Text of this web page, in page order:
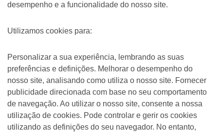
desempenho e a funcionalidade do nosso site.
Utilizamos cookies para:
Personalizar a sua experiência, lembrando as suas
preferências e definições. Melhorar o desempenho do
nosso site, analisando como utiliza o nosso site. Fornecer
publicidade direcionada com base no seu comportamento
de navegação. Ao utilizar o nosso site, consente a nossa
utilização de cookies. Pode controlar e gerir os cookies
utilizando as definições do seu navegador. No entanto,